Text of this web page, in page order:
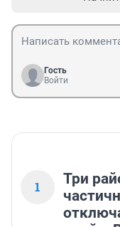
Гость
Войти
1
Три